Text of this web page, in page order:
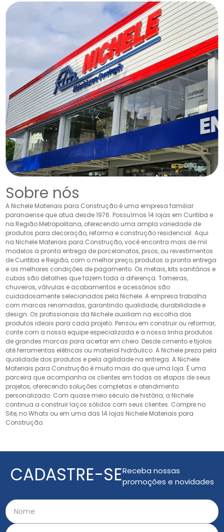
Sobre nós
A Nichele Materiais para Construção é uma empresa familiar
paranaense que atua desde 1976. Possuímos 14 lojas em Curitiba e
na Região Metropolitana, oferecendo uma ampla variedade de
produtos para decoração, reforma e construção residencial. Aqui
na Nichele Materiais para Construção, você encontra mais de mil
modelos a pronta entrega de porcelanatos, pisos, ou revestimentos
de Curitiba e Região, com o melhor preço, produtos a pronta entrega
e as melhores condições de pagamento. Os metais, kits sanitários e
cubas são detalhes que fazem toda a diferença. Torneiras,
chuveiros, válvulas e acabamentos e acessórios são
cuidadosamente selecionados pela Nichele. A empresa trabalha
com marcas renomadas, garantindo qualidade, durabilidade e
design. Os profissionais da Nichele auxiliam na escolha dos
produtos ideais para cada projeto. Pensou em construir ou reformar,
conte com a nossa equipe especializada e a nossa linha produtos
de grandes marcas para acertar em cheio. Desde cimento e tijolos
até ferramentas elétricas ou material hidráulico. A Nichele preza pela
qualidade dos produtos e pela agilidade na entrega. A Nichele
Materiais para Construção é muito mais do que uma loja. É uma
parceira que acompanha os clientes em todas as etapas de seus
projetos, oferecendo soluções completas e atendimento
personalizado. Com quase meio século de história, a Nichele
continua a construir laços sólidos com seus clientes. Compre no
Site, no Whats ou em uma das 14 lojas Nichele Materiais para
Construção.
CADASTRE-SEReceba nossas
promoções e novidades